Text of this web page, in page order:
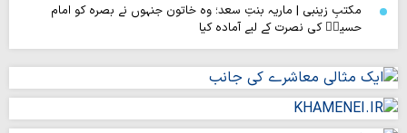
مکتبِ زینبی | ماریہ بنتِ سعد؛ وہ خاتون جنہوں نے بصرہ کو امام
حسینؑ کی نصرت کے لیے آمادہ کیا